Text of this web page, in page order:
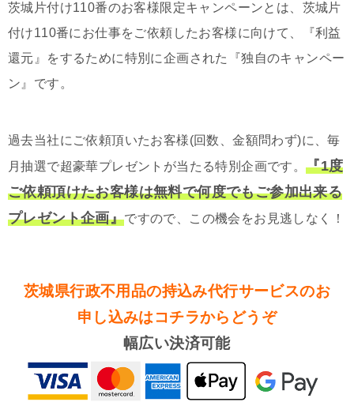
茨城片付け110番のお客様限定キャンペーンとは、茨城片
付け110番にお仕事をご依頼したお客様に向けて、『利益
還元』をするために特別に企画された『独自のキャンペー
ン』です。
過去当社にご依頼頂いたお客様(回数、金額問わず)に、毎
月抽選で超豪華プレゼントが当たる特別企画です。『1度
ご依頼頂けたお客様は無料で何度でもご参加出来る
プレゼント企画』ですので、この機会をお見逃しなく！
茨城県行政不用品の持込み代行サービスのお
申し込みはコチラからどうぞ
幅広い決済可能